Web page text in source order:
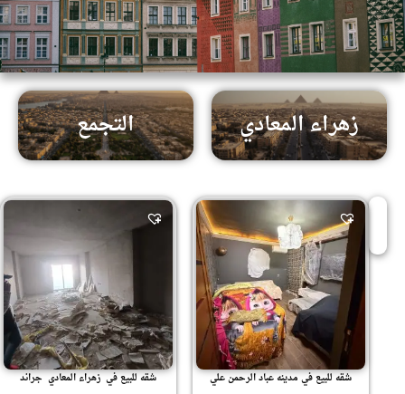
زهراء المعادي التجمع
شقه للبيع في مدينه عباد الرحمن علي
شقه للبيع في زهراء المعادي جراند